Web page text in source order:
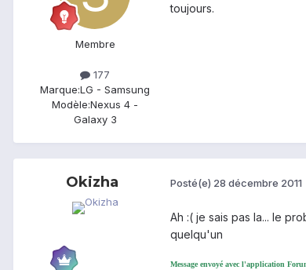
Membre
177
Marque:LG - Samsung
Modèle:Nexus 4 -
Galaxy 3
toujours.
Okizha Posté(e) 28 décembre 2011
Ah :( je sais pas la... le
quelqu'un
Message envoyé avec l'application